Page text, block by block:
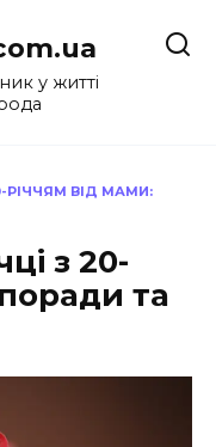
у житті
РІЧЧЯМ ВІД МАМИ:
з 20-
та